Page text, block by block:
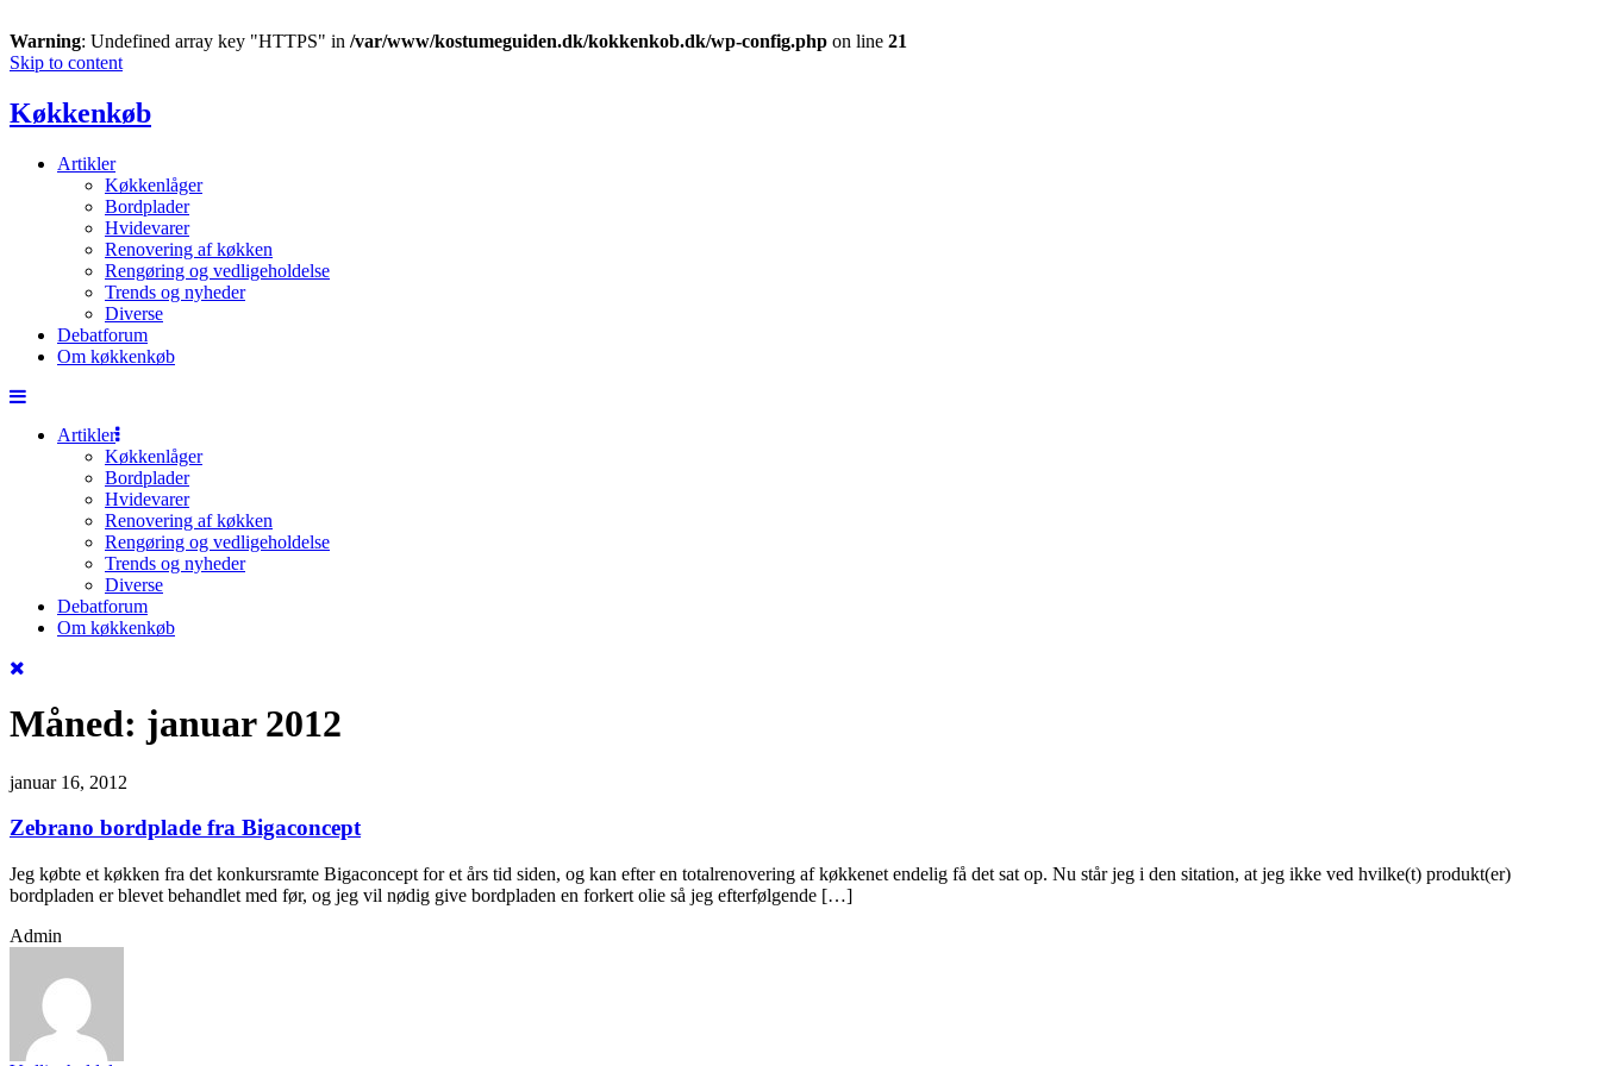
Warning: Undefined array key "HTTPS" in /var/www/kostumeguiden.dk/kokkenkob.dk/wp-config.php on line 21
Skip to content
Køkkenkøb
Artikler
Køkkenlåger
Bordplader
Hvidevarer
Renovering af køkken
Rengøring og vedligeholdelse
Trends og nyheder
Diverse
Debatforum
Om køkkenkøb
Artikler
Køkkenlåger
Bordplader
Hvidevarer
Renovering af køkken
Rengøring og vedligeholdelse
Trends og nyheder
Diverse
Debatforum
Om køkkenkøb
Måned: januar 2012
januar 16, 2012
Zebrano bordplade fra Bigaconcept
Jeg købte et køkken fra det konkursramte Bigaconcept for et års tid siden, og kan efter en totalrenovering af køkkenet endelig få det sat op. Nu står jeg i den sitation, at jeg ikke ved hvilke(t) produkt(er)
bordpladen er blevet behandlet med før, og jeg vil nødig give bordpladen en forkert olie så jeg efterfølgende […]
Admin